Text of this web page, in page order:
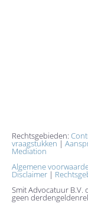
Rechtsgebieden:
vraagstukken |
Mediation
Algemene
Disclaimer|
Smit Advocatuur
geen